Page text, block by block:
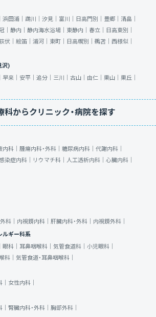
浜田浦｜ 鵡川｜ 汐見｜ 富川｜ 日高門別｜ 豊郷｜ 清畠｜
｜ 静内｜ 静内海水浴場｜ 東静内｜ 春立｜
日高東別｜
伏｜ 絵笛｜ 浦河｜ 東町｜ 日高幌別｜ 鵜苫｜ 西様似｜
沢)
早来｜ 安平｜ 追分｜ 三川｜ 古山｜ 由仁｜ 栗山｜ 栗丘｜
科からクリニック・病院を探す
内科｜ 腫瘍内科・外科｜ 糖尿病内科｜ 代謝内科｜
染症内科｜ リウマチ科｜ 人工透析内科｜ 心臓内科｜
科｜ 内視鏡内科｜ 肝臓内科・外科｜ 内視鏡外科｜
ルギー科系
眼科｜ 耳鼻咽喉科｜ 気管食道科｜ 小児眼科｜
科｜ 気管食道・耳鼻咽喉科｜
女性内科｜
腎臓内科・外科｜ 胸部外科｜